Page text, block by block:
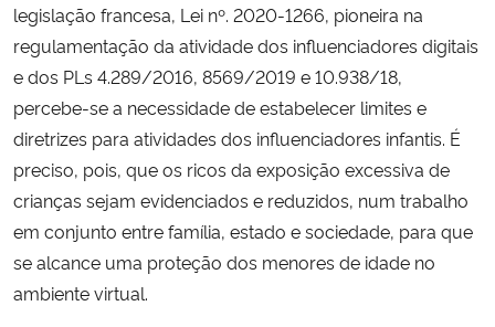
legislação francesa, Lei nº. 2020-1266, pioneira na
regulamentação da atividade dos influenciadores digitais
e dos PLs 4.289/2016, 8569/2019 e 10.938/18,
percebe-se a necessidade de estabelecer limites e
diretrizes para atividades dos influenciadores infantis. É
preciso, pois, que os ricos da exposição excessiva de
crianças sejam evidenciados e reduzidos, num trabalho
em conjunto entre família, estado e sociedade, para que
se alcance uma proteção dos menores de idade no
ambiente virtual.